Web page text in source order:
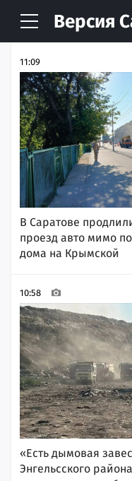
Версия
НОВОСТИ
11:09
В Саратове
проезд авто мимо
дома на Крымской
10:58
«Есть дымовая
Энгельсского